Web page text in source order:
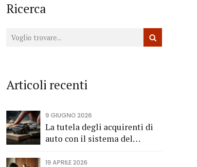
Ricerca
Articoli recenti
9 GIUGNO 2026
La tutela degli acquirenti di
auto con il sistema del
19 APRILE 2026